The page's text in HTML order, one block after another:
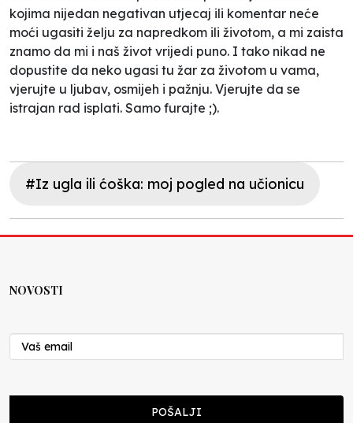
kojima nijedan negativan utjecaj ili komentar neće
moći ugasiti želju za napredkom ili životom, a mi zaista
znamo da mi i naš život vrijedi puno. I tako nikad ne
dopustite da neko ugasi tu žar za životom u vama,
vjerujte u ljubav, osmijeh i pažnju. Vjerujte da se
istrajan rad isplati. Samo furajte ;).
#Iz ugla ili ćoška: moj pogled na učionicu
NOVOSTI
POŠALJI